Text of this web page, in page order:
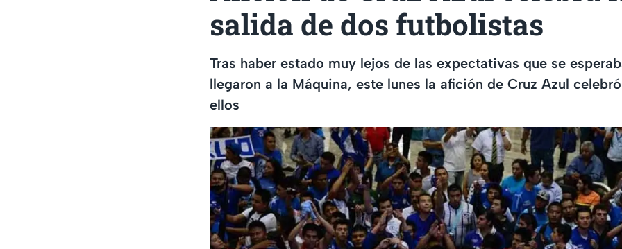
salida de dos futbolistas
Tras haber estado muy lejos de las expectativas que se
llegaron a la Máquina, este lunes la afición de Cruz Azul
ellos